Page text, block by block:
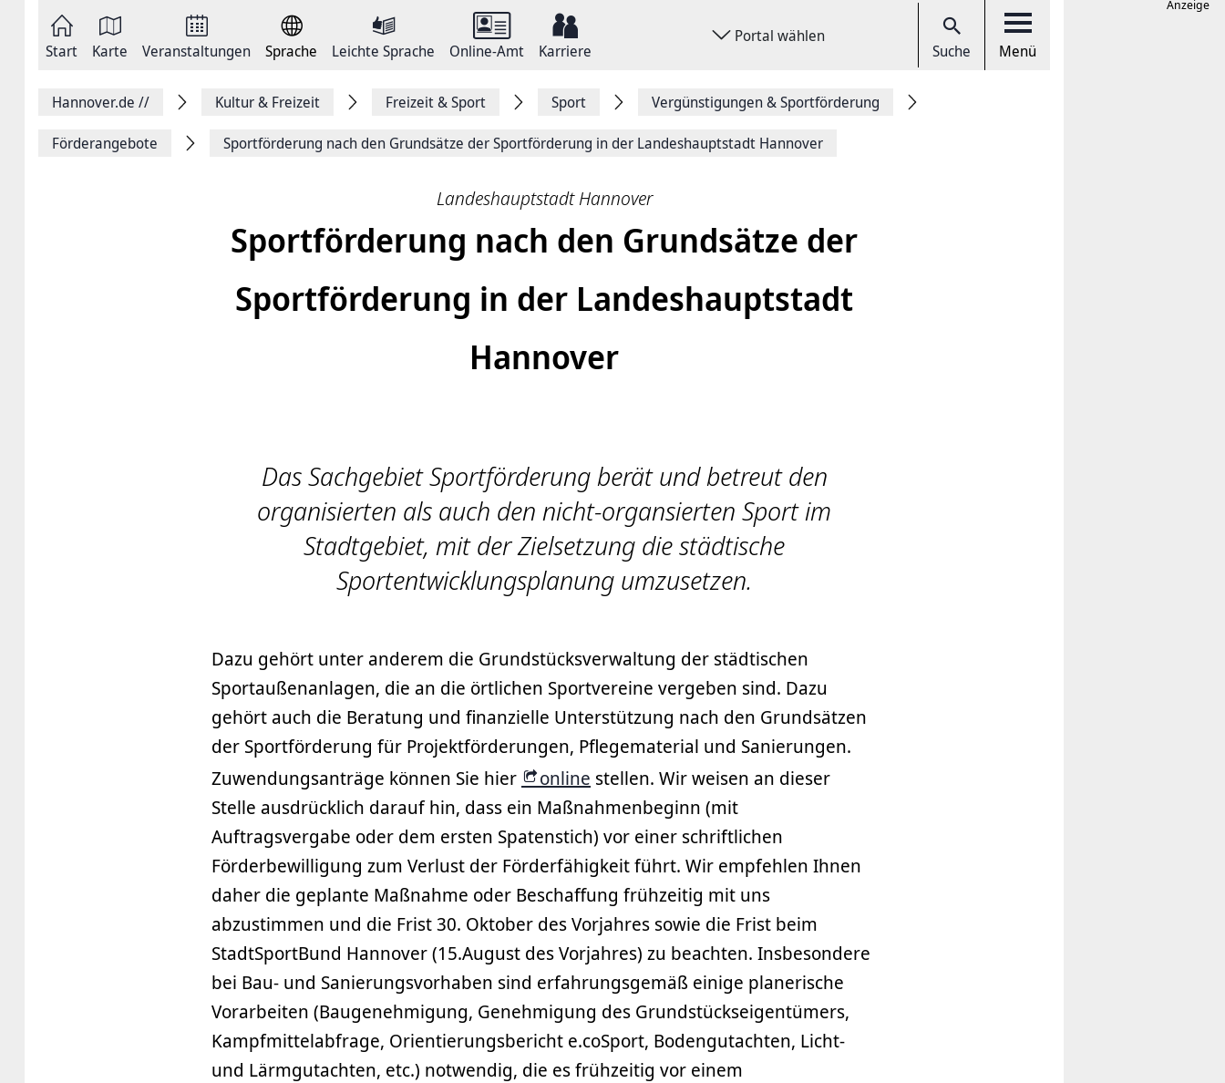
springen
Start Karte Veranstaltungen Sprache Leichte Sprache Online-Amt Karriere
Portal wählen
Suche Menü
FacebookHannover.de // Kultur & Freizeit Freizeit & Sport Sport Vergünstigungen & Sportförderung
Förderangebote Sportförderung nach den Grundsätze der Sportförderung in der Landeshauptstadt Hannover
Landeshauptstadt Hannover
Sportförderung nach den Grundsätze der
Sportförderung in der Landeshauptstadt
Hannover
Das Sachgebiet Sportförderung berät und betreut den
organisierten als auch den nicht-organsierten Sport im
Stadtgebiet, mit der Zielsetzung die städtische
Sportentwicklungsplanung umzusetzen.
Dazu gehört unter anderem die Grundstücksverwaltung der städtischen
Sportaußenanlagen, die an die örtlichen Sportvereine vergeben sind. Dazu
gehört auch die Beratung und finanzielle Unterstützung nach den Grundsätzen
der Sportförderung für Projektförderungen, Pflegematerial und Sanierungen.
Zuwendungsanträge können Sie hier
online stellen. Wir weisen an dieser
Stelle ausdrücklich darauf hin, dass ein Maßnahmenbeginn (mit
Auftragsvergabe oder dem ersten Spatenstich) vor einer schriftlichen
Förderbewilligung zum Verlust der Förderfähigkeit führt. Wir empfehlen Ihnen
daher die geplante Maßnahme oder Beschaffung frühzeitig mit uns
abzustimmen und die Frist 30. Oktober des Vorjahres sowie die Frist beim
StadtSportBund Hannover (15.August des Vorjahres) zu beachten. Insbesondere
bei Bau- und Sanierungsvorhaben sind erfahrungsgemäß einige planerische
Vorarbeiten (Baugenehmigung, Genehmigung des Grundstückseigentümers,
Kampfmittelabfrage, Orientierungsbericht e.coSport, Bodengutachten, Licht-
und Lärmgutachten, etc.) notwendig, die es frühzeitig vor einem
Anzeige